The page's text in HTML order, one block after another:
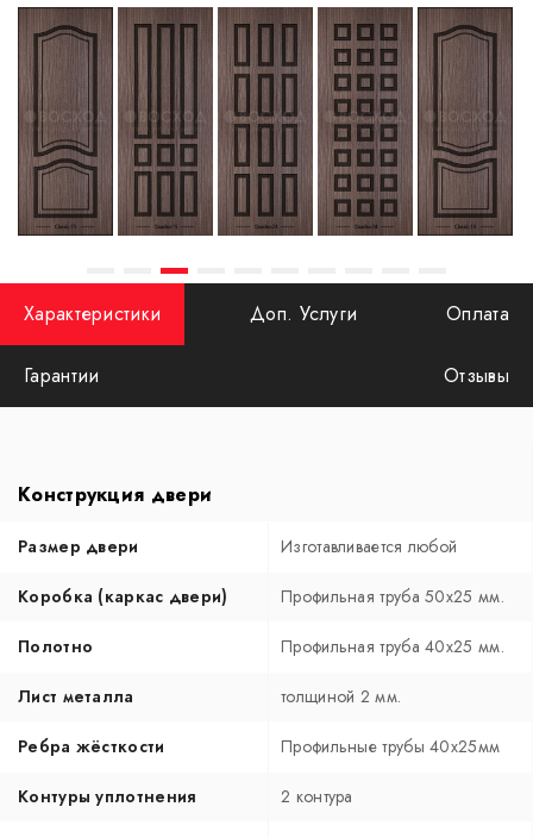
Характеристики Доп. Услуги Оплата
Гарантии Отзывы
Конструкция двери
Размер двери Изготавливается любой
Коробка (каркас двери) Профильная труба 50х25 мм.
Полотно Профильная труба 40х25 мм.
Лист металла толщиной 2 мм.
Ребра жёсткости Профильные трубы 40х25мм
Контуры уплотнения 2 контура